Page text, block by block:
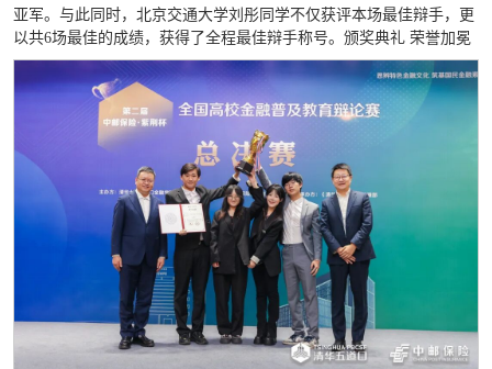
亚军。与此同时，北京交通大学刘彤同学不仅获评本场最佳辩手，更
以共6场最佳的成绩，获得了全程最佳辩手称号。颁奖典礼 荣誉加冕